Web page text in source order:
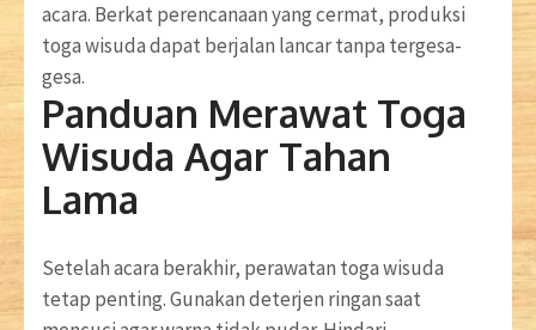
acara. Berkat perencanaan yang cermat, produksi
toga wisuda dapat berjalan lancar tanpa tergesa-
gesa.
Panduan Merawat Toga
Wisuda Agar Tahan
Lama
Setelah acara berakhir, perawatan toga wisuda
tetap penting. Gunakan deterjen ringan saat